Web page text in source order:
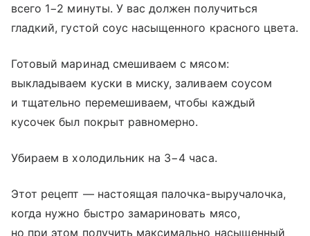
всего 1−2 минуты. У вас должен получиться
гладкий, густой соус насыщенного красного цвета.
Готовый маринад смешиваем с мясом:
выкладываем куски в миску, заливаем соусом
и тщательно перемешиваем, чтобы каждый
кусочек был покрыт равномерно.
Убираем в холодильник на 3−4 часа.
Этот рецепт — настоящая палочка-выручалочка,
когда нужно быстро замариновать мясо,
но при этом получить максимально насыщенный